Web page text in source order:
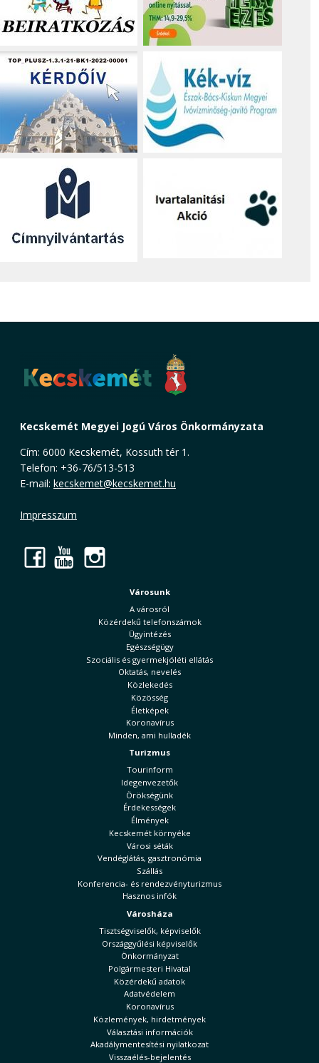
Kecskemét Megyei Jogú Város Önkormányzata
Cím: 6000 Kecskemét, Kossuth tér 1.
Telefon: +36-76/513-513
E-mail: kecskemet@kecskemet.hu
Impresszum
Facebook
YouTube
Városunk
A városról
Közérdekű telefonszámok
Ügyintézés
Egészségügy
Szociális és gyermekjóléti ellátás
Oktatás, nevelés
Közlekedés
Közösség
Életképek
Koronavírus
Minden, ami hulladék
Turizmus
Tourinform
Idegenvezetők
Örökségünk
Érdekességek
Élmények
Kecskemét környéke
Városi séták
Vendéglátás, gasztronómia
Szállás
Konferencia- és rendezvényturizmus
Hasznos infók
Városháza
Tisztségviselők, képviselők
Országgyűlési képviselők
Önkormányzat
Polgármesteri Hivatal
Közérdekű adatok
Adatvédelem
Koronavírus
Közlemények, hirdetmények
Választási információk
Akadálymentesítési nyilatkozat
Visszaélés-bejelentés